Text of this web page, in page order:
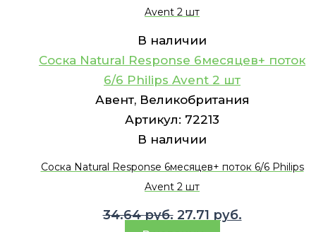
Avent 2 шт
В наличии
Соска Natural Response 6месяцев+ поток
6/6 Philips Avent 2 шт
Авент, Великобритания
Артикул: 72213
В наличии
Соска Natural Response 6месяцев+ поток 6/6 Philips
Avent 2 шт
34.64руб. Первоначальная
27.71 руб.Текущая